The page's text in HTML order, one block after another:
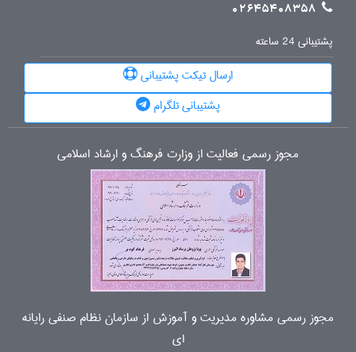
02645408358
پشتیبانی 24 ساعته
ارسال تیکت پشتیبانی
پشتیبانی تلگرام
مجوز رسمی فعالیت از وزارت فرهنگ و ارشاد اسلامی
مجوز رسمی مشاوره مدیریت و آموزش از سازمان نظام صنفی رایانه
ای